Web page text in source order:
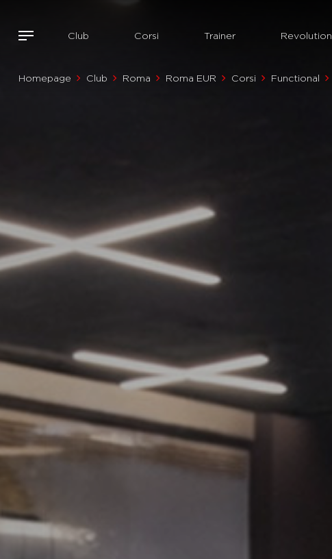
Club Corsi Trainer Revolution
Homepage Club Roma Roma EUR Corsi Functional